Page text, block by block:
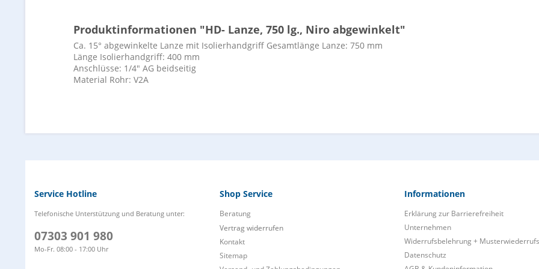
Produktinformationen "HD- Lanze, 750 lg., Niro abgewinkelt"
Ca. 15° abgewinkelte Lanze mit Isolierhandgriff Gesamtlänge Lanze: 750 mm
Länge Isolierhandgriff: 400 mm
Anschlüsse: 1/4" AG beidseitig
Material Rohr: V2A
Service Hotline
Telefonische Unterstützung und Beratung unter:
07303 901 980
Mo-Fr. 08:00 - 17:00 Uhr
Shop Service
Beratung
Vertrag widerrufen
Kontakt
Sitemap
Informationen
Erklärung zur Barrierefreiheit
Unternehmen
Widerrufsbelehrung +
Datenschutz